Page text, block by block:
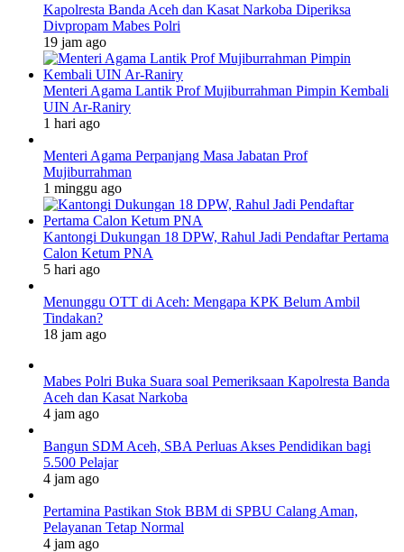
Kapolresta Banda Aceh dan Kasat Narkoba Diperiksa
Divpropam Mabes Polri
19 jam ago
Menteri Agama Lantik Prof Mujiburrahman Pimpin Kembali
UIN Ar-Raniry
1 hari ago
Menteri Agama Perpanjang Masa Jabatan Prof
Mujiburrahman
1 minggu ago
Kantongi Dukungan 18 DPW, Rahul Jadi Pendaftar Pertama
Calon Ketum PNA
5 hari ago
Menunggu OTT di Aceh: Mengapa KPK Belum Ambil
Tindakan?
18 jam ago
Mabes Polri Buka Suara soal Pemeriksaan Kapolresta Banda
Aceh dan Kasat Narkoba
4 jam ago
Bangun SDM Aceh, SBA Perluas Akses Pendidikan bagi
5.500 Pelajar
4 jam ago
Pertamina Pastikan Stok BBM di SPBU Calang Aman,
Pelayanan Tetap Normal
4 jam ago